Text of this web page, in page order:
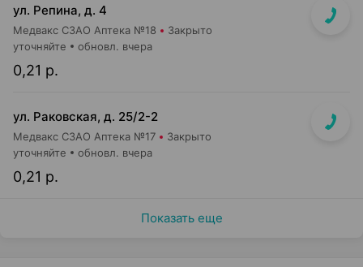
ул. Репина, д. 4
Медвакс СЗАО Аптека №18 Закрыто
0,21 р.
уточняйте обновл. вчера
ул. Раковская, д. 25/2-2
Медвакс СЗАО Аптека №17 Закрыто
0,21 р.
уточняйте обновл. вчера
Показать еще